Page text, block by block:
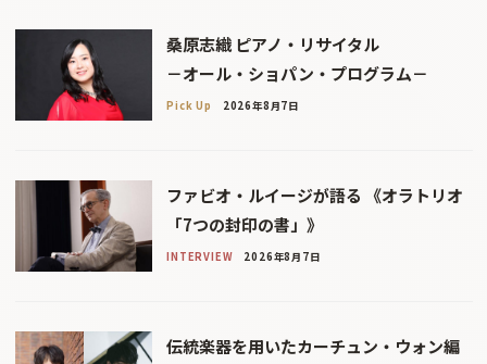
桑原志織 ピアノ・リサイタル
－オール・ショパン・プログラム－
Pick Up 2026年8月7日
ファビオ・ルイージが語る 《オラトリオ
「7つの封印の書」》
INTERVIEW 2026年8月7日
伝統楽器を用いたカーチュン・ウォン編